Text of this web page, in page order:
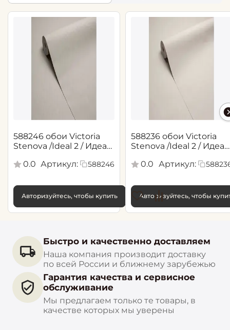
588246 обои Victoria
Stenova /Ideal 2 / Идеал
0.0 Артикул: 588246
Авторизуйтесь, чтобы купить
588236 обои Victoria
Stenova /Ideal 2 / Идеал
0.0
Артикул:
Авторизуйтесь, чтобы
Быстро и качественно доставляем
Наша компания производит доставку
по всей России и ближнему зарубежью
Гарантия качества и сервисное
обслуживание
Мы предлагаем только те товары, в
качестве которых мы уверены